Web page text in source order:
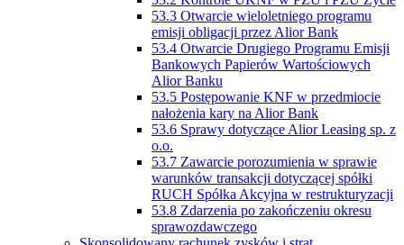
53.3 Otwarcie wieloletniego programu
emisji obligacji przez Alior Bank
53.4 Otwarcie Drugiego Programu Emisji
Bankowych Papierów Wartościowych
Alior Banku
53.5 Postępowanie KNF w przedmiocie
nałożenia kary na Alior Bank
53.6 Sprawy dotyczące Alior Leasing sp. z
o.o.
53.7 Zawarcie porozumienia w sprawie
warunków transakcji dotyczącej spółki
RUCH Spółka Akcyjna w restrukturyzacji
53.8 Zdarzenia po zakończeniu okresu
sprawozdawczego